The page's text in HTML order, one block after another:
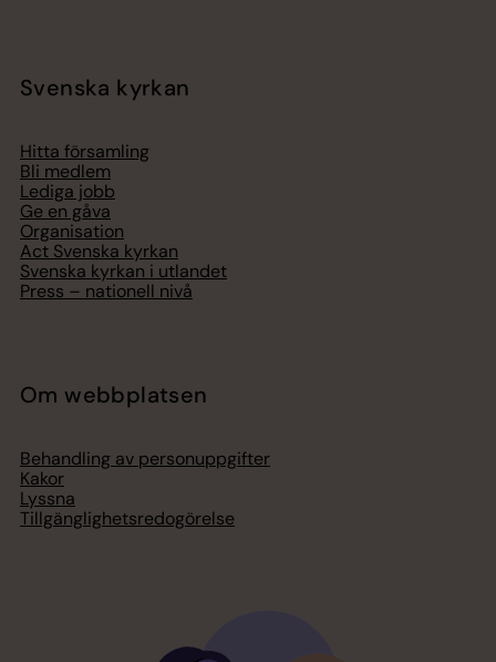
Svenska kyrkan
Hitta församling
Bli medlem
Lediga jobb
Ge en gåva
Organisation
Act Svenska kyrkan
Svenska kyrkan i utlandet
Press – nationell nivå
Om webbplatsen
Behandling av personuppgifter
Kakor
Lyssna
Tillgänglighetsredogörelse